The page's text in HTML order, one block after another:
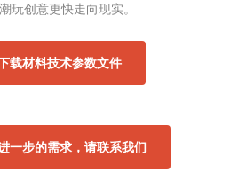
玩创意更快走向现实。
载材料技术参数文件
一步的需求，请联系我们